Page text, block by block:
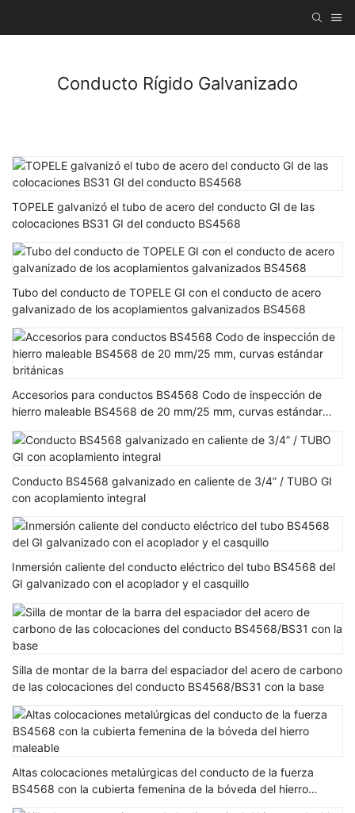
Conducto Rígido Galvanizado
TOPELE galvanizó el tubo de acero del conducto GI de las
colocaciones BS31 GI del conducto BS4568
Tubo del conducto de TOPELE GI con el conducto de acero
galvanizado de los acoplamientos galvanizados BS4568
Accesorios para conductos BS4568 Codo de inspección de
hierro maleable BS4568 de 20 mm/25 mm, curvas estándar
Conducto BS4568 galvanizado en caliente de 3/4” / TUBO GI
con acoplamiento integral
Inmersión caliente del conducto eléctrico del tubo BS4568 del
GI galvanizado con el acoplador y el casquillo
Silla de montar de la barra del espaciador del acero de carbono
de las colocaciones del conducto BS4568/BS31 con la base
Altas colocaciones metalúrgicas del conducto de la fuerza
BS4568 con la cubierta femenina de la bóveda del hierro
maleable